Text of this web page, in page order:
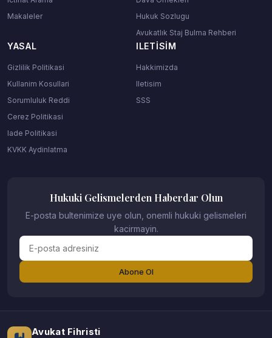
Makaleler
Hukuk Sozlugu
Avukatlık Staj Bulma Rehberi
YASAL
Gizlilik Politikasi
Kullanim Kosullari
Sorumluluk Reddi
Cerez Politikasi
Iade Politikasi
KVKK Aydinlatma
ILETISIM
Hakkimizda
Iletisim
SSS
Hukuki Gelismelerden Haberdar Olun
E-posta bultenimize uye olun, onemli hukuki gelismeleri
kacirmayin.
Abone Ol
Avukat Fihristi